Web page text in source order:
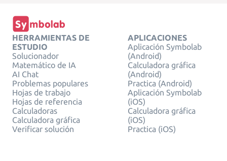
HERRAMIENTAS DE
ESTUDIO
Solucionador
Matemático de IA
AI Chat
Problemas populares
Hojas de trabajo
Hojas de referencia
Calculadoras
Calculadora gráfica
Verificar solución
APLICACIONES
Aplicación Symbolab
(Android)
Calculadora gráfica
(Android)
Practica (Android)
Aplicación Symbolab
(iOS)
Calculadora gráfica
(iOS)
Practica (iOS)